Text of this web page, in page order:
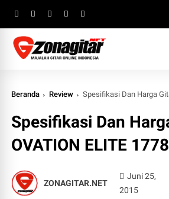
Beranda Review Spesifikasi Dan Harga Gitar
Spesifikasi Dan
OVATION ELITE
ZONAGITAR.NET
Juni 25,
2015